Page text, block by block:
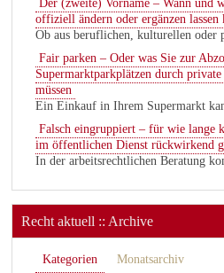
Der (zweite) Vorname – Wann und
offiziell ändern oder ergänzen lassen
Ob aus beruflichen, kulturellen oder
Fair parken – Oder was Sie zur
Supermarktparkplätzen durch
müssen
Ein Einkauf in Ihrem Supermarkt
Falsch eingruppiert – für wie lange
im öffentlichen Dienst rückwirkend
In der arbeitsrechtlichen Beratung
Recht aktuell :: Archive
Kategorien Monatsarchiv